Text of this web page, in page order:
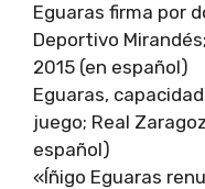
Eguaras firma por
Deportivo
2015 (en español)
Eguaras,
juego; Real
español)
«Íñigo Eguaras